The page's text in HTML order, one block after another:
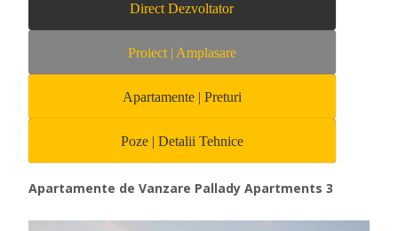
Direct Dezvoltator
Proiect | Amplasare
Apartamente | Preturi
Poze | Detalii Tehnice
Apartamente de Vanzare Pallady Apartments 3